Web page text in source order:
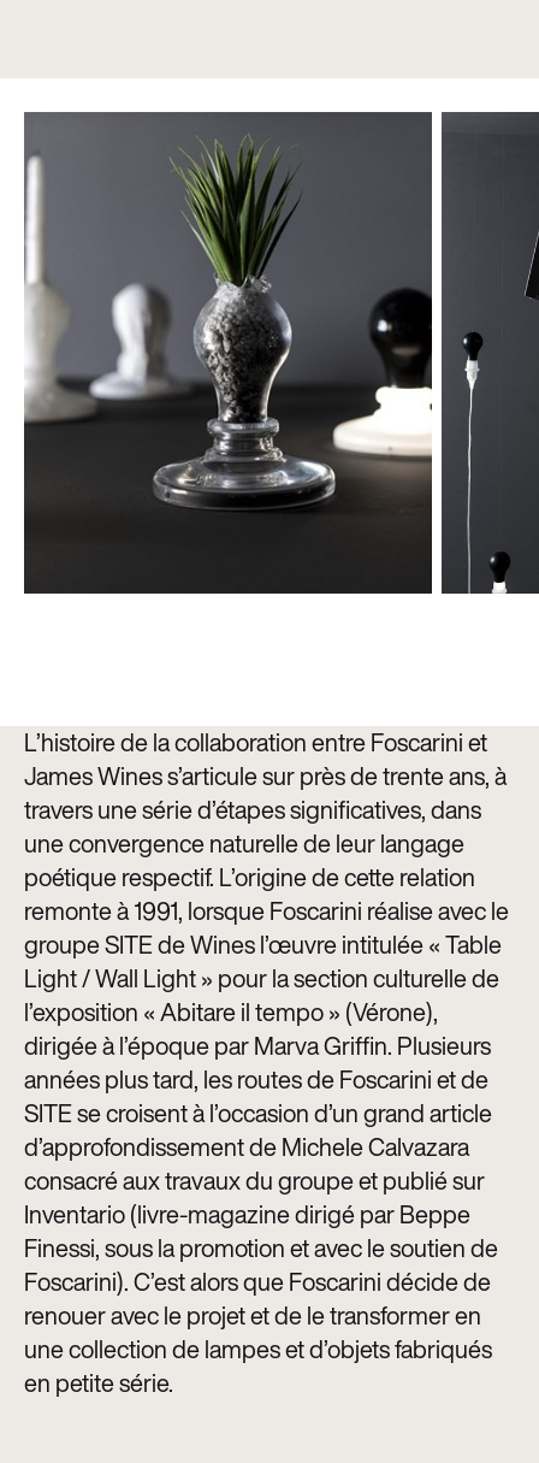
L’histoire de la collaboration entre Foscarini et
James Wines s’articule sur près de trente ans, à
travers une série d’étapes significatives, dans
une convergence naturelle de leur langage
poétique respectif. L’origine de cette relation
remonte à 1991, lorsque Foscarini réalise avec le
groupe SITE de Wines l’œuvre intitulée « Table
Light / Wall Light » pour la section culturelle de
l’exposition « Abitare il tempo » (Vérone),
dirigée à l’époque par Marva Griffin. Plusieurs
années plus tard, les routes de Foscarini et de
SITE se croisent à l’occasion d’un grand article
d’approfondissement de Michele Calvazara
consacré aux travaux du groupe et publié sur
Inventario (livre-magazine dirigé par Beppe
Finessi, sous la promotion et avec le soutien de
Foscarini). C’est alors que Foscarini décide de
renouer avec le projet et de le transformer en
une collection de lampes et d’objets fabriqués
en petite série.